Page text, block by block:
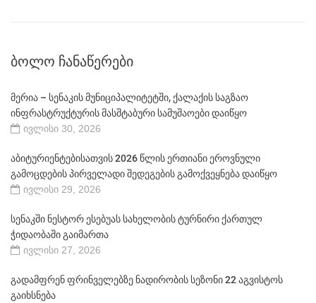
ᲑᲝᲚᲝ ᲩᲐᲜᲐᲬᲔᲠᲔᲑᲘ
მერია – სენაკის მუნიციპალიტეტში, ქალაქის საგზაო
ინფრასტრუქტურის მასშტაბური სამუშაოები დაიწყო
ივლისი 30, 2026
აბიტურიენტებისათვის 2026 წლის ერთიანი ეროვნული
გამოცდების პირველადი შედეგების გამოქვეყნება დაიწყო
ივლისი 29, 2026
სენაკში ნესტორ ესებუას სახელობის ტურნირი ქართულ
ჭიდაობაში გაიმართა
ივლისი 27, 2026
გადამფრენ ფრინველებზე ნადირობის სეზონი 22 აგვისტოს
გაიხსნება